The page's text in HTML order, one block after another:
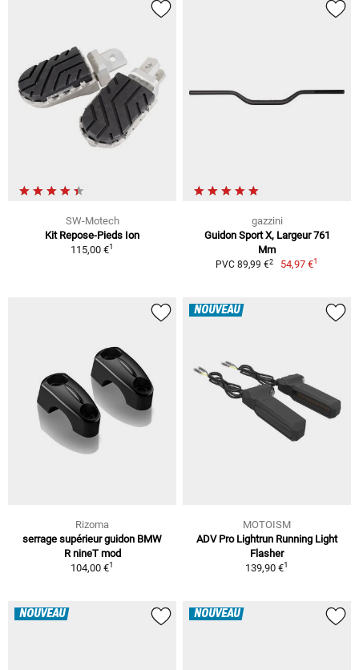
SW-Motech
Kit Repose-Pieds Ion
115,00 €1
gazzini
Guidon Sport X, Largeur 761
Mm
PVC 89,99 €2 54,97 €1
Rizoma
serrage supérieur guidon BMW
R nineT mod
104,00 €1
NOUVEAU
MOTOISM
ADV Pro Lightrun Running Light
Flasher
139,90 €1
NOUVEAU NOUVEAU